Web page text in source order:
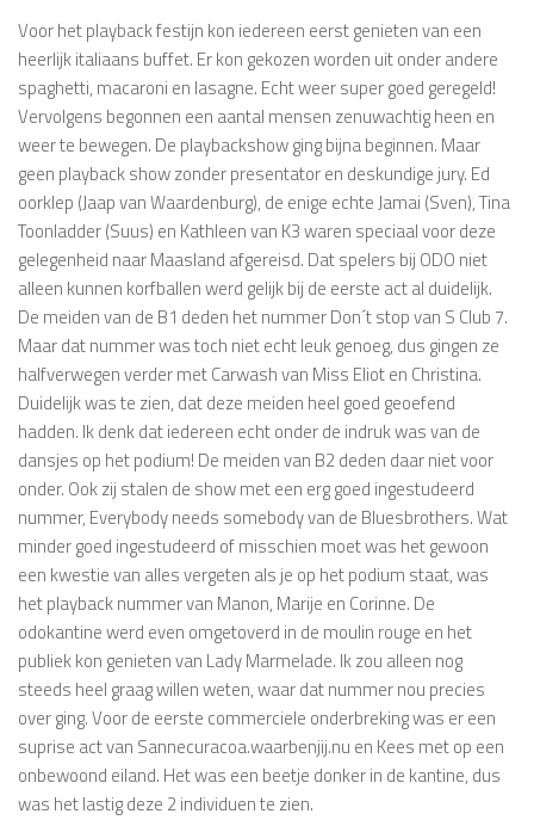
Voor het playback festijn kon iedereen eerst genieten van een
heerlijk italiaans buffet. Er kon gekozen worden uit onder andere
spaghetti, macaroni en lasagne. Echt weer super goed geregeld!
Vervolgens begonnen een aantal mensen zenuwachtig heen en
weer te bewegen. De playbackshow ging bijna beginnen. Maar
geen playback show zonder presentator en deskundige jury. Ed
oorklep (Jaap van Waardenburg), de enige echte Jamai (Sven), Tina
Toonladder (Suus) en Kathleen van K3 waren speciaal voor deze
gelegenheid naar Maasland afgereisd. Dat spelers bij ODO niet
alleen kunnen korfballen werd gelijk bij de eerste act al duidelijk.
De meiden van de B1 deden het nummer Don´t stop van S Club 7.
Maar dat nummer was toch niet echt leuk genoeg, dus gingen ze
halfverwegen verder met Carwash van Miss Eliot en Christina.
Duidelijk was te zien, dat deze meiden heel goed geoefend
hadden. Ik denk dat iedereen echt onder de indruk was van de
dansjes op het podium! De meiden van B2 deden daar niet voor
onder. Ook zij stalen de show met een erg goed ingestudeerd
nummer, Everybody needs somebody van de Bluesbrothers. Wat
minder goed ingestudeerd of misschien moet was het gewoon
een kwestie van alles vergeten als je op het podium staat, was
het playback nummer van Manon, Marije en Corinne. De
odokantine werd even omgetoverd in de moulin rouge en het
publiek kon genieten van Lady Marmelade. Ik zou alleen nog
steeds heel graag willen weten, waar dat nummer nou precies
over ging. Voor de eerste commerciele onderbreking was er een
suprise act van Sannecuracoa.waarbenjij.nu en Kees met op een
onbewoond eiland. Het was een beetje donker in de kantine, dus
was het lastig deze 2 individuen te zien.